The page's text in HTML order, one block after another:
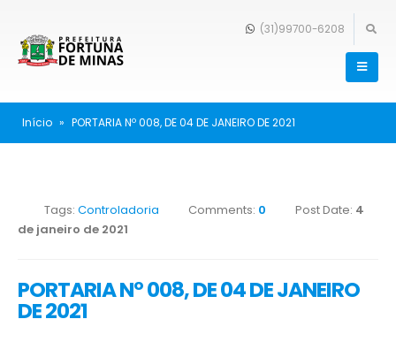
(31)99700-6208
Início » PORTARIA Nº 008, DE 04 DE JANEIRO DE 2021
Tags: Controladoria Comments: 0 Post Date: 4
de janeiro de 2021
PORTARIA Nº 008, DE 04 DE JANEIRO
DE 2021